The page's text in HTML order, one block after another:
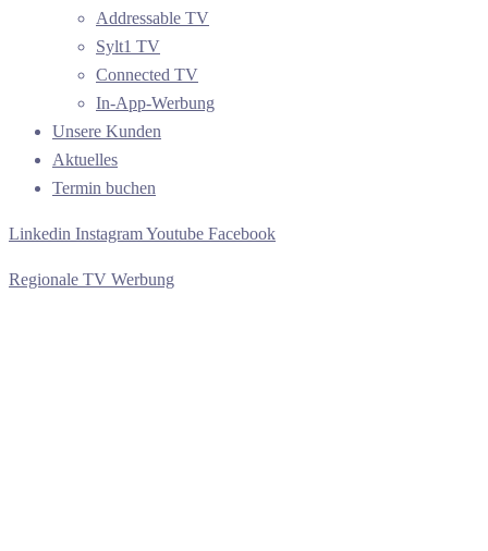
Addressable TV
Sylt1 TV
Connected TV
In-App-Werbung
Unsere Kunden
Aktuelles
Termin buchen
Linkedin InstagramYoutube Facebook
Regionale TV Werbung